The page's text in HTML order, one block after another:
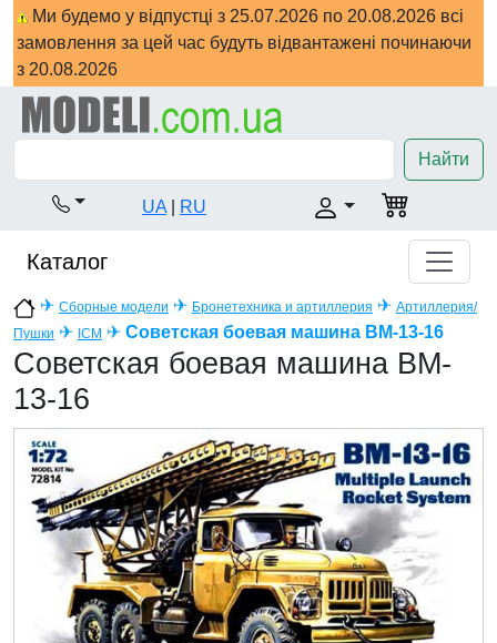
Ми будемо у відпустці з 25.07.2026 по 20.08.2026 всі
замовлення за цей час будуть відвантажені починаючи
з 20.08.2026
Найти
UA RU
Каталог
✈ Сборные модели ✈ Бронетехника и артиллерия ✈ Артиллерия/
Пушки ✈ ICM ✈ Советская боевая машина BM-13-16
Советская боевая машина BM-
13-16